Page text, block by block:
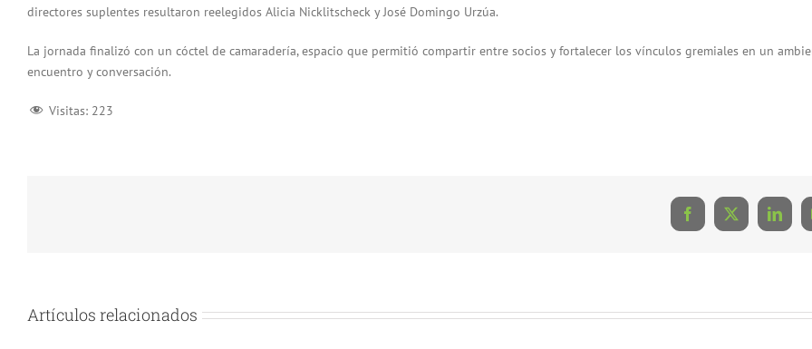
directores suplentes resultaron reelegidos Alicia Nicklitscheck y José Domingo Urzúa.
La jornada finalizó con un cóctel de camaradería, espacio que permitió compartir entre socios y fortalecer los vínculos gremiales en un
encuentro y conversación.
Visitas: 223
Facebook
X
Artículos relacionados